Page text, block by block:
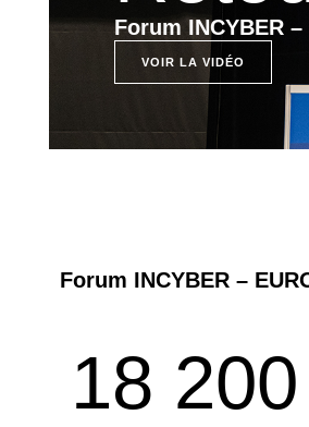
Forum INCYBER –
VOIR LA VIDÉO
Forum INCYBER –
18 200